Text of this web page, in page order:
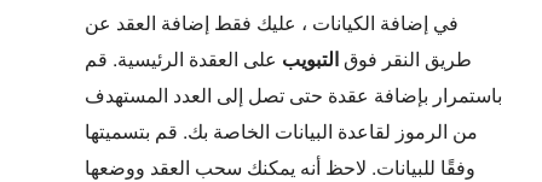
في إضافة الكيانات ، عليك فقط إضافة العقد عن
طريق النقر فوق التبويب على العقدة الرئيسية. قم
باستمرار بإضافة عقدة حتى تصل إلى العدد المستهدف
من الرموز لقاعدة البيانات الخاصة بك. قم بتسميتها
وفقًا للبيانات. لاحظ أنه يمكنك سحب العقد ووضعها